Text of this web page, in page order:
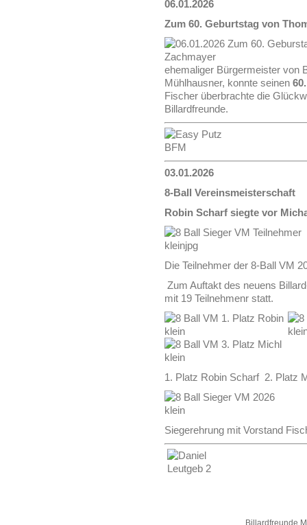
06.01.2026
Zum 60. Geburtstag von
ehemaliger Bürgermeister von
Mühlhausner, konnte seinen 60.
Fischer überbrachte die
Billardfreunde.
03.01.2026
8-Ball Vereinsmeisterschaft
Robin Scharf siegte vor
Die Teilnehmer der 8-Ball VM
Zum Auftakt des neuens
mit 19 Teilnehmenr statt.
1. Platz Robin Scharf 2. Platz
Siegerehrung mit Vorstand
Billardfreunde